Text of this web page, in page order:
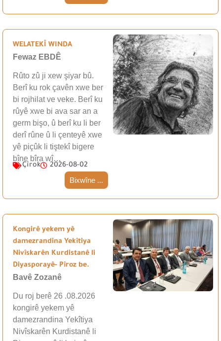
WELATEKÎ WINDA
Fewaz EBDÊ
Rûto zû ji xew şiyar bû.
Berî ku rok çavên xwe ber
bi rojhilat ve veke. Berî ku
rûyê xwe bi ava sar an a
germ bişo, û berî ku li ber
derî rûne û li çenteyê xwe
yê piçûk li tiştekî bigere
bîne bîra wî…
Çîrok 2026-08-02
Bixwîne ...
Kongirê yekem yê
damezrandina Yekîtiya
Nivîskarên Kurdistanê li
Diyasporayê- Pîroz be.
Bavê Zozanê
Du roj berê 26 .08.2026
kongirê yekem yê
damezrandina Yekîtiya
Nivîskarên Kurdistanê li